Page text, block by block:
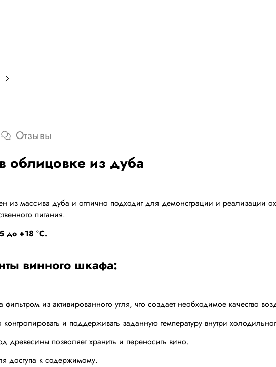
Отзывы
из дуба
массива дуба и отлично подходит для демонстрации и реализации
питания.
до +18 °С.
винного шкафа:
из активированного угля, что создает необходимое качество
и поддерживать заданную температуру внутри
древесины позволяет хранить и переносить вино.
доступа к содержимому.